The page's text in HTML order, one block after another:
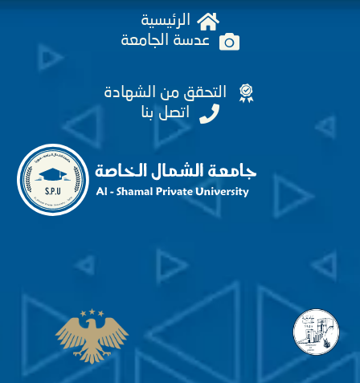
الرئيسية
عدسة الجامعة
التحقق من الشهادة
اتصل بنا